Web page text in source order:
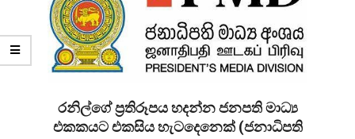
රනිල්ගේ ප්‍රතිරූපය හදන්න ජනපති මාධ්‍ය
එකකයට එකසිය හැටදෙනෙක් (ජනාධිපති